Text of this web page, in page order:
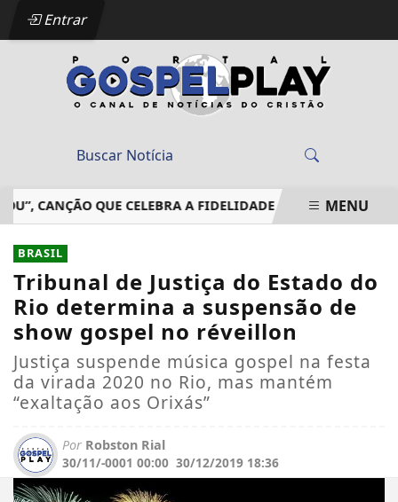
Entrar
QUE CELEBRA A FIDELIDADE DE DEUS EM MEIO ÀS
EM ALTA
MENU
BRASIL
Tribunal de Justiça do Estado do
Rio determina a suspensão de
show gospel no réveillon
Justiça suspende música gospel na festa
da virada 2020 no Rio, mas mantém
“exaltação aos Orixás”
Por Robston Rial
30/11/-0001 00:00 30/12/2019 18:36